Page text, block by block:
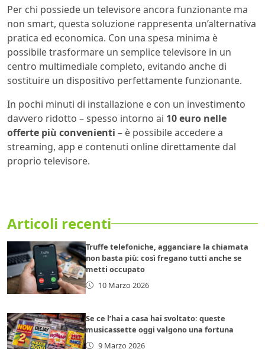
Per chi possiede un televisore ancora funzionante ma
non smart, questa soluzione rappresenta un’alternativa
pratica ed economica. Con una spesa minima è
possibile trasformare un semplice televisore in un
centro multimediale completo, evitando anche di
sostituire un dispositivo perfettamente funzionante.
In pochi minuti di installazione e con un investimento
davvero ridotto – spesso intorno ai 10 euro nelle
offerte più convenienti – è possibile accedere a
streaming, app e contenuti online direttamente dal
proprio televisore.
Articoli recenti
Truffe telefoniche, agganciare la chiamata
non basta più: così fregano tutti anche se
metti occupato
10 Marzo 2026
Se ce l’hai a casa hai svoltato: queste
musicassette oggi valgono una fortuna
9 Marzo 2026